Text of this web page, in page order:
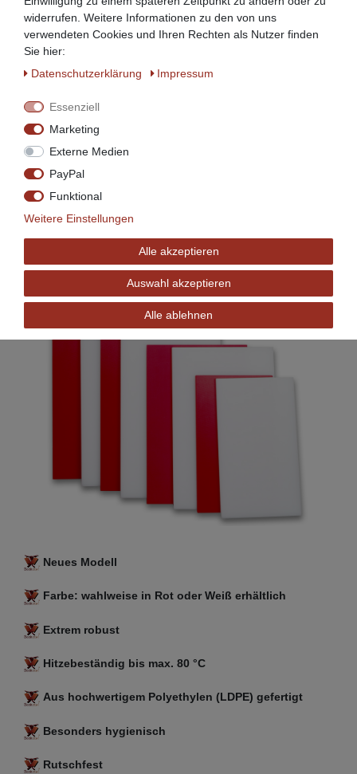
(Beispielbild: Dekorationsartikel gehören nicht zum
Leistungsumfang.)
Neues Modell
Farbe: wahlweise in Rot oder Weiß erhältlich
Extrem robust
Hitzebeständig bis max. 80 °C
Aus hochwertigem Polyethylen (LDPE) gefertigt
Besonders hygienisch
Rutschfest
widerrufen. Weitere Informationen zu den von uns
verwendeten Cookies und Ihren Rechten als Nutzer finden
Sie hier:
Daten­schutz­erklärung
Impressum
Essenziell
Marketing
Externe Medien
PayPal
Funktional
Weitere Einstellungen
Alle akzeptieren
Auswahl akzeptieren
Alle ablehnen